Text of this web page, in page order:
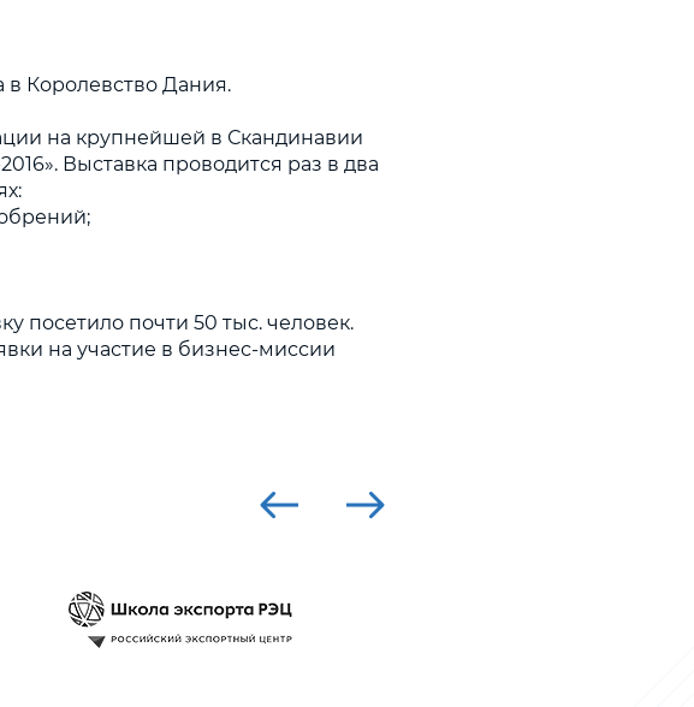
в Королевство Дания.
на крупнейшей в Скандинавии
Выставка проводится раз в два
посетило почти 50 тыс. человек.
на участие в бизнес-миссии